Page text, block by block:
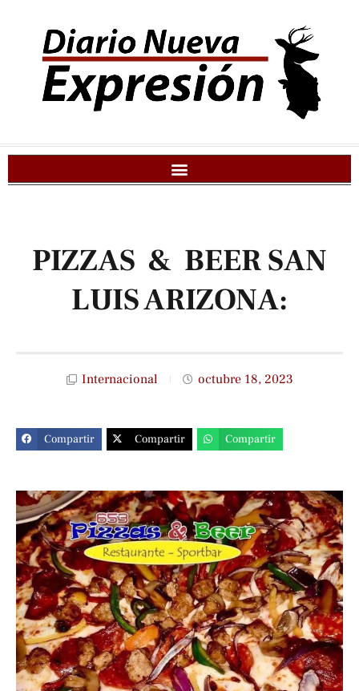
PIZZAS & BEER SAN
LUIS ARIZONA:
Internacional octubre 18, 2023
Compartir Compartir Compartir